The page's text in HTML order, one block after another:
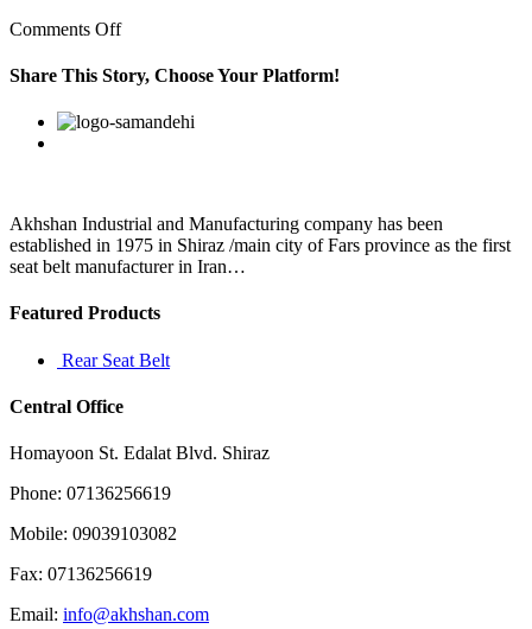
Comments Offon
2
which
equivalent
size
10
or
Share This Story, Choose Your Platform!
Facebook
Twitter
Linkedin
Reddit
Google+
Pinterest
Akhshan Industrial and Manufacturing company has been
established in 1975 in Shiraz /main city of Fars province as the first
seat belt manufacturer in Iran…
Featured Products
Rear Seat Belt
Central Office
Homayoon St. Edalat Blvd. Shiraz
Phone: 07136256619
Mobile: 09039103082
Fax: 07136256619
Email: info@akhshan.com